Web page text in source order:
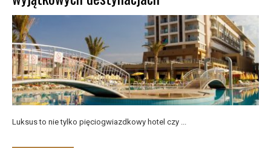
Luksus to nie tylko pięciogwiazdkowy hotel czy ...